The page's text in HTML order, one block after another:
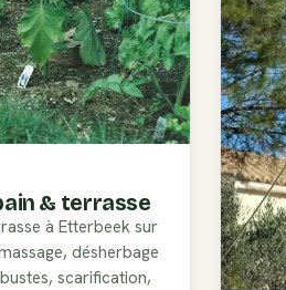
& terrasse
à Etterbeek sur
désherbage
scarification,